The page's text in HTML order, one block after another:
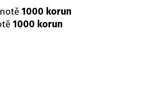
1000 korun
1000 korun